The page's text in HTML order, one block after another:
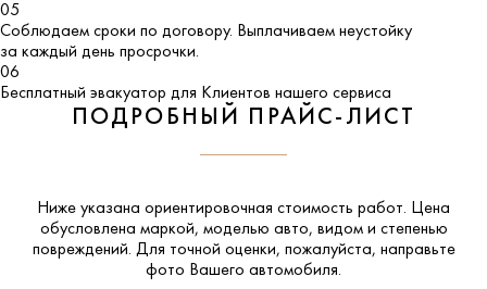
05
Соблюдаем сроки по договору. Выплачиваем неустойку
за каждый день просрочки.
06
Бесплатный эвакуатор для Клиентов нашего сервиса
ПОДРОБНЫЙ ПРАЙС-ЛИСТ
Ниже указана ориентировочная стоимость работ. Цена
обусловлена маркой, моделью авто, видом и степенью
повреждений. Для точной оценки, пожалуйста, направьте
фото Вашего автомобиля.